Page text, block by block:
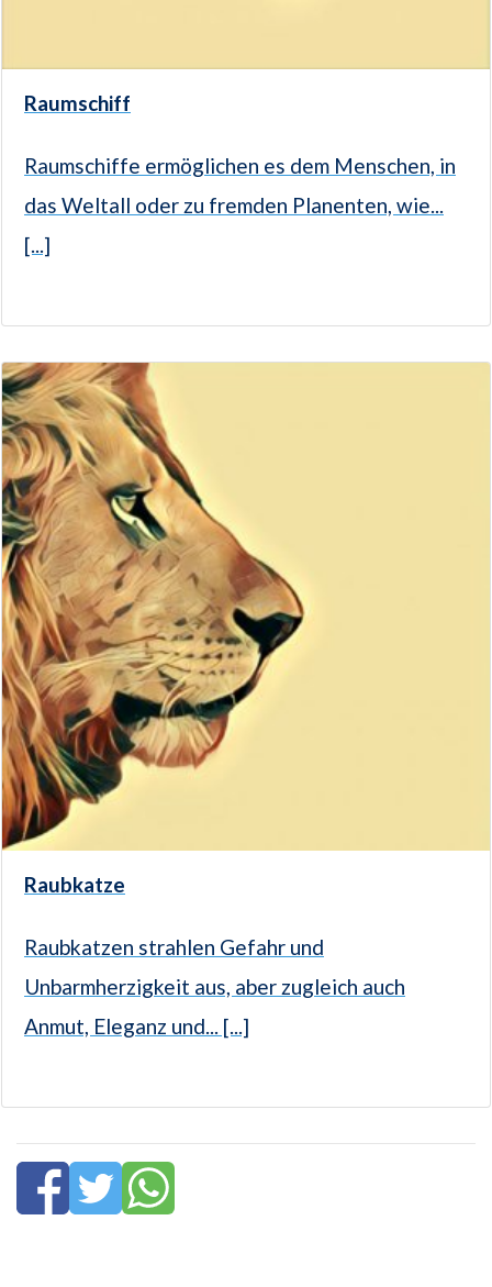
Raumschiff
Raumschiffe ermöglichen es dem Menschen, in
das Weltall oder zu fremden Planenten, wie...
[...]
Raubkatze
Raubkatzen strahlen Gefahr und
Unbarmherzigkeit aus, aber zugleich auch
Anmut, Eleganz und... [...]